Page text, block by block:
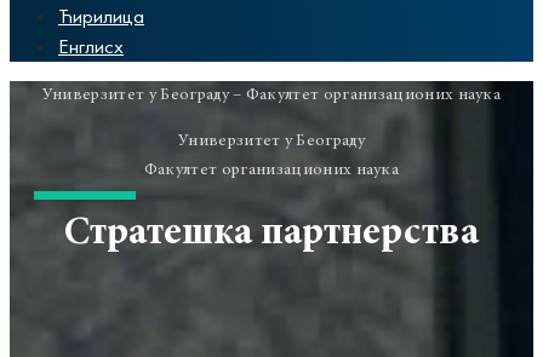
Ћирилица
Енглисх
Универзитет у Београду – Факултет организационих наука
Универзитет у Београду
Факултет организационих наука
Стратешка партнерства